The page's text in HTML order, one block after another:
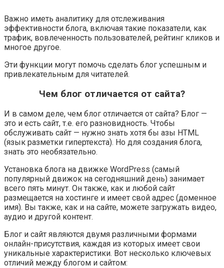
Важно иметь аналитику для отслеживания
эффективности блога, включая такие показатели, как
трафик, вовлеченность пользователей, рейтинг кликов и
многое другое.
Эти функции могут помочь сделать блог успешным и
привлекательным для читателей.
Чем блог отличается от сайта?
И в самом деле, чем блог отличается от сайта? Блог —
это и есть сайт, т.е. его разновидность. Чтобы
обслуживать сайт — нужно знать хотя бы азы HTML
(язык разметки гипертекста). Но для создания блога,
знать это необязательно.
Установка блога на движке WordPress (самый
популярный движок на сегодняшний день) занимает
всего пять минут. Он также, как и любой сайт
размещается на хостинге и имеет свой адрес (доменное
имя). Вы также, как и на сайте, можете загружать видео,
аудио и другой контент.
Блог и сайт являются двумя различными формами
онлайн-присутствия, каждая из которых имеет свои
уникальные характеристики. Вот несколько ключевых
отличий между блогом и сайтом: